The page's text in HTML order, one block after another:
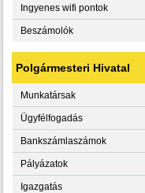
Ingyenes wifi pontok
Beszámolók
Polgármesteri Hivatal
Munkatársak
Ügyfélfogadás
Bankszámlaszámok
Pályázatok
Igazgatás